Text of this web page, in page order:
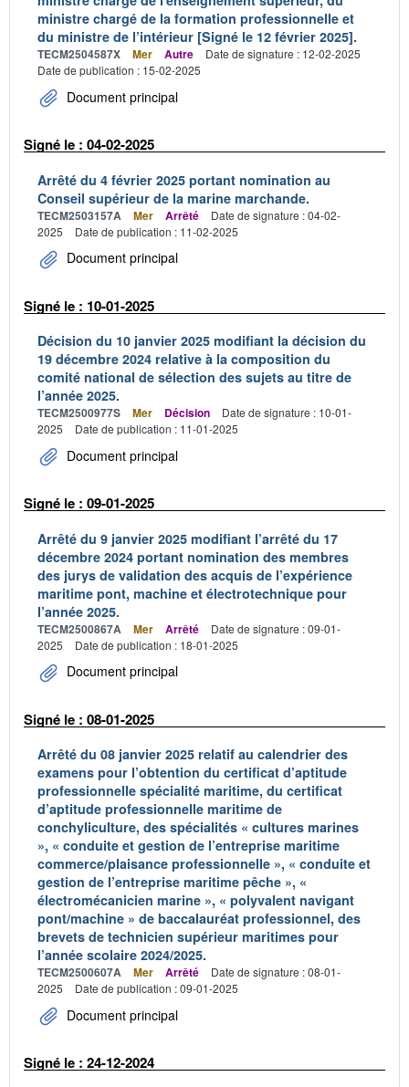
ministre chargé de la formation professionnelle et
du ministre de l’intérieur [Signé le 12 février 2025].
TECM2504587X Mer Autre
Date de signature : 12-02-2025
Date de publication : 15-02-2025
Document principal
Signé le : 04-02-2025
Arrêté du 4 février 2025 portant nomination au
Conseil supérieur de la marine marchande.
TECM2503157A Mer Arrêté
Date de signature : 04-02-
2025
Date de publication : 11-02-2025
Document principal
Signé le : 10-01-2025
Décision du 10 janvier 2025 modifiant la décision du
19 décembre 2024 relative à la composition du
comité national de sélection des sujets au titre de
l’année 2025.
TECM2500977S Mer Décision
Date de signature : 10-01-
2025
Date de publication : 11-01-2025
Document principal
Signé le : 09-01-2025
Arrêté du 9 janvier 2025 modifiant l’arrêté du 17
décembre 2024 portant nomination des membres
des jurys de validation des acquis de l’expérience
maritime pont, machine et électrotechnique pour
l’année 2025.
TECM2500867A Mer Arrêté
Date de signature : 09-01-
2025
Date de publication : 18-01-2025
Document principal
Signé le : 08-01-2025
Arrêté du 08 janvier 2025 relatif au calendrier des
examens pour l’obtention du certificat d’aptitude
professionnelle spécialité maritime, du certificat
d’aptitude professionnelle maritime de
conchyliculture, des spécialités « cultures marines
», « conduite et gestion de l’entreprise maritime
commerce/plaisance professionnelle », « conduite et
gestion de l’entreprise maritime pêche », «
électromécanicien marine », « polyvalent navigant
pont/machine » de baccalauréat professionnel, des
brevets de technicien supérieur maritimes pour
l’année scolaire 2024/2025.
TECM2500607A Mer Arrêté
Date de signature : 08-01-
2025
Date de publication : 09-01-2025
Document principal
Signé le : 24-12-2024